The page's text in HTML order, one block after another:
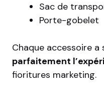
Sac de
Porte-gobelet
Chaque accessoire a
parfaitement
fioritures marketing.